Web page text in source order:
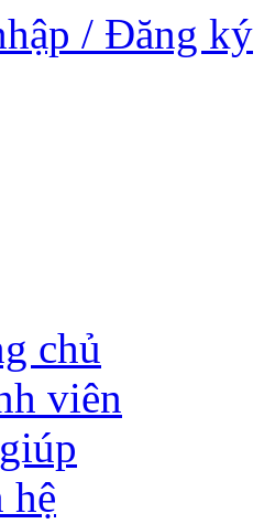
/ Đăng ký
chủ
viên
hệ